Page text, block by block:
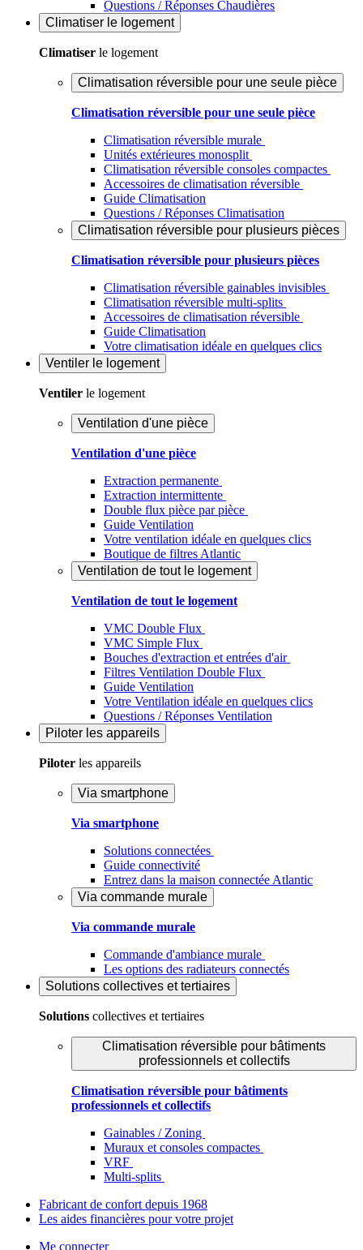
Questions / Réponses Chaudières
Climatiser le logement
Climatiser le logement
Climatisation réversible pour une seule pièce
Climatisation réversible pour une seule pièce
Climatisation réversible murale
Unités extérieures monosplit
Climatisation réversible consoles compactes
Accessoires de climatisation réversible
Guide Climatisation
Questions / Réponses Climatisation
Climatisation réversible pour plusieurs pièces
Climatisation réversible pour plusieurs pièces
Climatisation réversible gainables invisibles
Climatisation réversible multi-splits
Accessoires de climatisation réversible
Guide Climatisation
Votre climatisation idéale en quelques clics
Ventiler le logement
Ventiler le logement
Ventilation d'une pièce
Ventilation d'une pièce
Extraction permanente
Extraction intermittente
Double flux pièce par pièce
Guide Ventilation
Votre ventilation idéale en quelques clics
Boutique de filtres Atlantic
Ventilation de tout le logement
Ventilation de tout le logement
VMC Double Flux
VMC Simple Flux
Bouches d'extraction et entrées d'air
Filtres Ventilation Double Flux
Guide Ventilation
Votre Ventilation idéale en quelques clics
Questions / Réponses Ventilation
Piloter les appareils
Piloter les appareils
Via smartphone
Via smartphone
Solutions connectées
Guide connectivité
Entrez dans la maison connectée Atlantic
Via commande murale
Via commande murale
Commande d'ambiance murale
Les options des radiateurs connectés
Solutions collectives et tertiaires
Solutions collectives et tertiaires
Climatisation réversible pour bâtiments
professionnels et collectifs
Climatisation réversible pour bâtiments
professionnels et collectifs
Gainables / Zoning
Muraux et consoles compactes
VRF
Multi-splits
Fabricant de confort depuis 1968
Les aides financières pour votre projet
Me connecter